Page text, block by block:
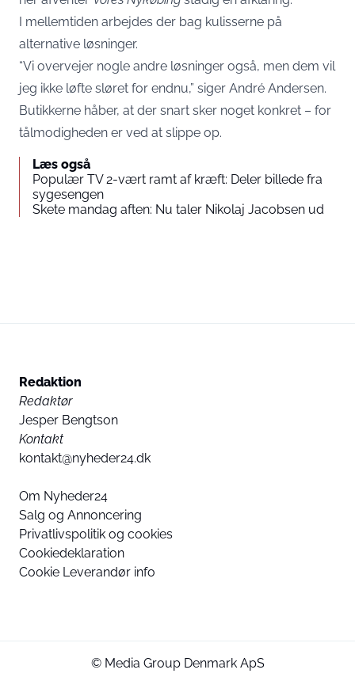
I mellemtiden arbejdes der bag kulisserne på
alternative løsninger.
“Vi overvejer nogle andre løsninger også, men dem vil
jeg ikke løfte sløret for endnu,” siger André Andersen.
Butikkerne håber, at der snart sker noget konkret – for
tålmodigheden er ved at slippe op.
Læs også
Populær TV 2-vært ramt af kræft: Deler billede fra
sygesengen
Skete mandag aften: Nu taler Nikolaj Jacobsen ud
Redaktion
Redaktør
Jesper Bengtson
Kontakt
kontakt@nyheder24.dk
Om Nyheder24
Salg og Annoncering
Privatlivspolitik og cookies
Cookiedeklaration
Cookie Leverandør info
© Media Group Denmark ApS